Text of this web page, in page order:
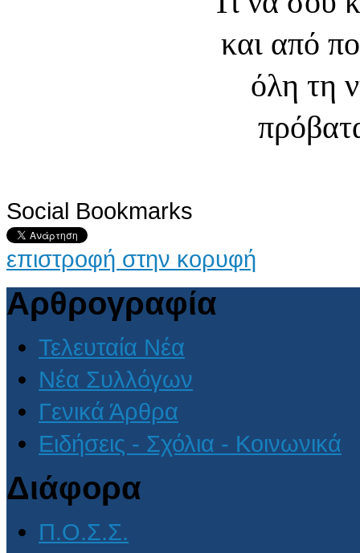
και από
όλη τη
Social Bookmarks
επιστροφή στην κορυφή
Αρθρογραφία
Τελευταία Νέα
Νέα Συλλόγων
Γενικά Άρθρα
Ειδήσεις - Σχόλια - Κοινωνικά
Διάφορα
Π.Ο.Σ.Σ.